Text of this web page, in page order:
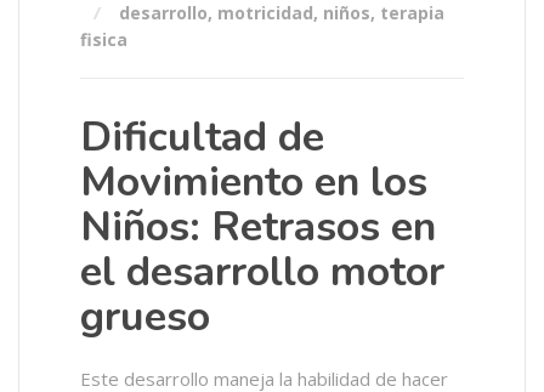
desarrollo, motricidad, niños, terapia
fisica
Dificultad de
Movimiento en los
Niños: Retrasos en
el desarrollo motor
grueso
Este desarrollo maneja la habilidad de hacer